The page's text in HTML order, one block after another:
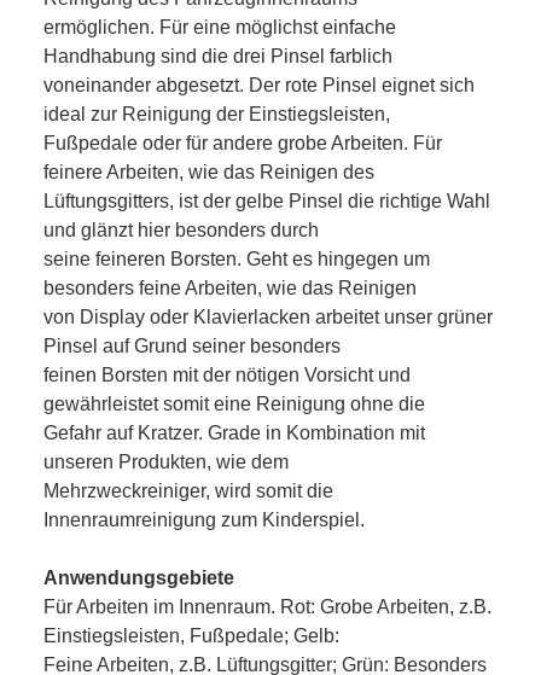
ermöglichen. Für eine möglichst einfache
Handhabung sind die drei Pinsel farblich
voneinander abgesetzt. Der rote Pinsel eignet sich
ideal zur Reinigung der Einstiegsleisten,
Fußpedale oder für andere grobe Arbeiten. Für
feinere Arbeiten, wie das Reinigen des
Lüftungsgitters, ist der gelbe Pinsel die richtige Wahl
und glänzt hier besonders durch
seine feineren Borsten. Geht es hingegen um
besonders feine Arbeiten, wie das Reinigen
von Display oder Klavierlacken arbeitet unser grüner
Pinsel auf Grund seiner besonders
feinen Borsten mit der nötigen Vorsicht und
gewährleistet somit eine Reinigung ohne die
Gefahr auf Kratzer. Grade in Kombination mit
unseren Produkten, wie dem
Mehrzweckreiniger, wird somit die
Innenraumreinigung zum Kinderspiel.
Anwendungsgebiete
Für Arbeiten im Innenraum. Rot: Grobe Arbeiten, z.B.
Einstiegsleisten, Fußpedale; Gelb:
Feine Arbeiten, z.B. Lüftungsgitter; Grün: Besonders